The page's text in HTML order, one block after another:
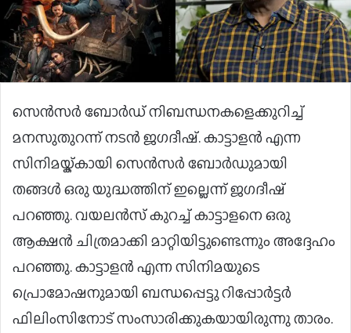
സെൻസർ ബോർഡ് നിബന്ധനകളെക്കുറിച്ച്
മനസുതുറന്ന് നടൻ ജഗദീഷ്. കാട്ടാളൻ എന്ന
സിനിമയ്ക്കായി സെൻസർ ബോർഡുമായി
തങ്ങൾ ഒരു യുദ്ധത്തിന് ഇല്ലെന്ന് ജഗദീഷ്
പറഞ്ഞു. വയലൻസ് കുറച്ച് കാട്ടാളനെ ഒരു
ആക്ഷൻ ചിത്രമാക്കി മാറ്റിയിട്ടുണ്ടെന്നും അദ്ദേഹം
പറഞ്ഞു. കാട്ടാളൻ എന്ന സിനിമയുടെ
പ്രൊമോഷനുമായി ബന്ധപ്പെട്ടു റിപ്പോർട്ടർ
ഫിലിംസിനോട് സംസാരിക്കുകയായിരുന്നു താരം.